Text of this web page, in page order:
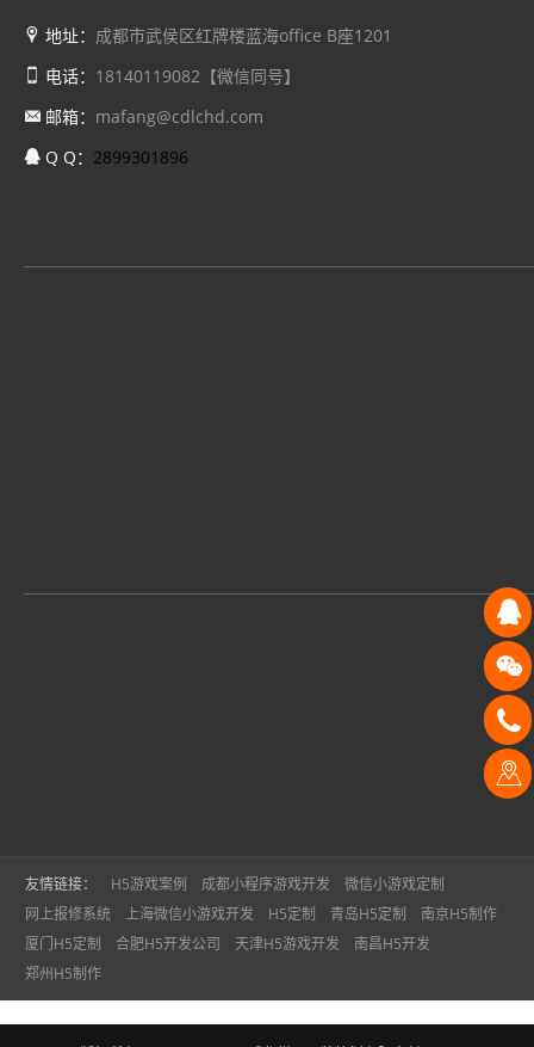
地址： 成都市武侯区红牌楼蓝海office B座1201
电话： 18140119082【微信同号】
邮箱： mafang@cdlchd.com
Q Q： 2899301896
友情链接： H5游戏案例 成都小程序游戏开发
微信小游戏定制
网上报修系统
上海微信小游戏开发 H5定制 青岛H5定制
南京H5制作
厦门H5定制
合肥H5开发公司 天津H5游戏开发
南昌H5开发
郑州H5制作